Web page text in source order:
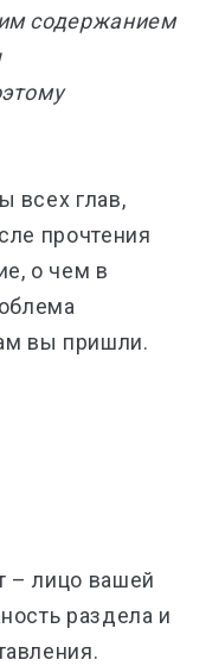
содержанием
всех глав,
прочтения
о чем в
вы пришли.
– лицо вашей
раздела и